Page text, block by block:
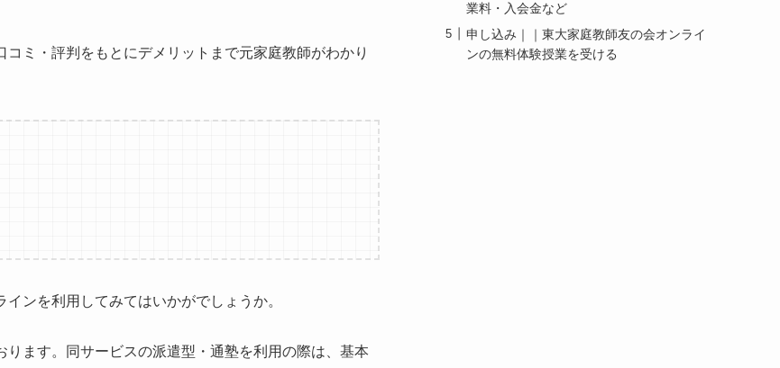
ミ・評判をもとにデメリットまで元家庭教師がわかり
ンを利用してみてはいかがでしょうか。
ます。同サービスの派遣型・通塾を利用の際は、基本
業料・入会金など
申し込み｜｜東大家庭教師友の会オンライ
ンの無料体験授業を受ける